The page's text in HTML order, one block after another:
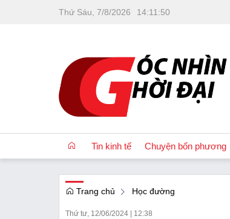
Thứ Sáu, 7/8/2026 14:11 :50
Tin kinh tế Chuyện bốn phương
Trang chủ Học đường
Thứ tư, 12/06/2024 12:38